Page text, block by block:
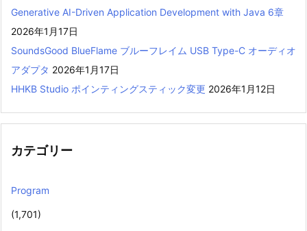
Generative AI-Driven Application Development with Java 6章
2026年1月17日
SoundsGood BlueFlame ブルーフレイム USB Type-C オーディオ
アダプタ 2026年1月17日
HHKB Studio ポインティングスティック変更 2026年1月12日
カテゴリー
Program
(1,701)